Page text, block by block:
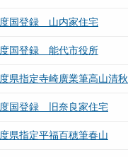
国登録 山内家住宅
国登録 能代市役所
県指定寺崎廣業筆高山清秋
国登録 旧奈良家住宅
県指定平福百穂筆春山